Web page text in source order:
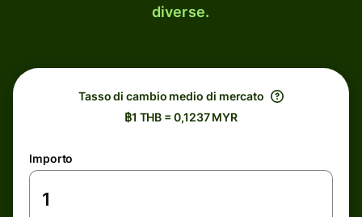
diverse.
Tasso di cambio medio di mercato
฿1 THB = 0,1237 MYR
Importo